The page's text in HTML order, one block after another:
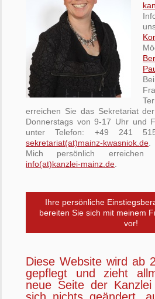
erreichen Sie das Sekretariat
Donnerstags von 9-17 Uhr und
unter Telefon: +49 241
sekretariat(at)mainz-kwasniok.de.
Mich persönlich
info(at)kanzlei-mainz.de.
Ihre persönliche
bereiten Sie sich mit meinem
vor!
Diese Website wird ab
gepflegt und zieht
neue Seite der